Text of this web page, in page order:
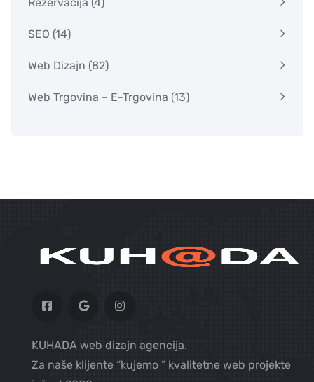
SEO (14)
Web Dizajn (82)
Web Trgovina – E-Trgovina (13)
KUHADA web dizajn agencija.
Za naše klijente “kujemo ” kvalitetne web projekte